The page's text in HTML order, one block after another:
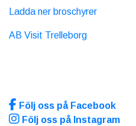
Ladda ner broschyrer
AB Visit Trelleborg
Följ oss på Facebook
Följ oss på Instagram